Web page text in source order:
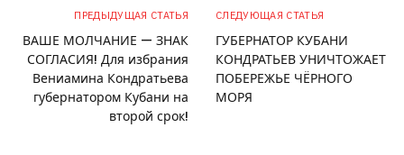
ПРЕДЫДУЩАЯ СТАТЬЯ
ВАШЕ МОЛЧАНИЕ — ЗНАК
СОГЛАСИЯ! Для избрания
Вениамина Кондратьева
губернатором Кубани на
второй срок!
СЛЕДУЮЩАЯ СТАТЬЯ
ГУБЕРНАТОР КУБАНИ
КОНДРАТЬЕВ УНИЧТОЖАЕТ
ПОБЕРЕЖЬЕ ЧЁРНОГО
МОРЯ